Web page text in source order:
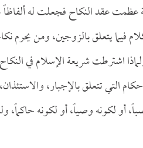
عظمت عقد النكاح فجعلت له
يتعلق بالزوجين، ومن يحرم
اشترطت شريعة الإسلام في
التي تتعلق بالإجبار،
أو لكونه وصياً، أو لكونه حاكماً،